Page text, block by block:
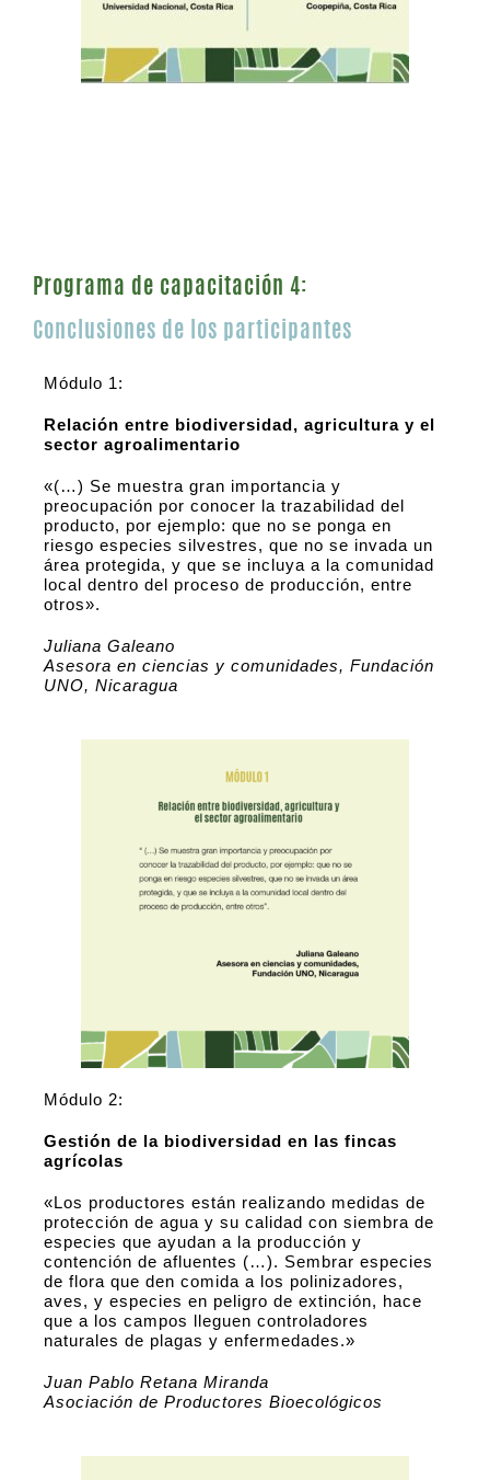
Programa de capacitación 4:
Conclusiones de los participantes
Módulo 1:
Relación entre biodiversidad, agricultura y el
sector agroalimentario
«(…) Se muestra gran importancia y
preocupación por conocer la trazabilidad del
producto, por ejemplo: que no se ponga en
riesgo especies silvestres, que no se invada un
área protegida, y que se incluya a la comunidad
local dentro del proceso de producción, entre
otros».
Juliana Galeano
Asesora en ciencias y comunidades, Fundación
UNO, Nicaragua
Módulo 2:
Gestión de la biodiversidad en las fincas
agrícolas
«Los productores están realizando medidas de
protección de agua y su calidad con siembra de
especies que ayudan a la producción y
contención de afluentes (…). Sembrar especies
de flora que den comida a los polinizadores,
aves, y especies en peligro de extinción, hace
que a los campos lleguen controladores
naturales de plagas y enfermedades.»
Juan Pablo Retana Miranda
Asociación de Productores Bioecológicos